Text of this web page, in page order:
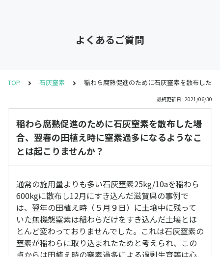
よくあるご質問
TOP 石灰窒素 稲わら腐熟促進のために石灰窒素を散布した
最終更新日 : 2021/06/30
稲わら腐熟促進のために石灰窒素を散布した場
合、翌春の田植え時に窒素過多になるようなこ
とは起こりませんか？
通常の施用量よりも多い石灰窒素25kg/10aを稲わら
600kgに散布し12月にすき込んだ滋賀県の事例で
は、翌年の田植え時（５月９日）に土壌中に残って
いた無機態窒素は稲わらだけをすき込んだ土壌とほ
とんど変わっておりませんでした。これは石灰窒素の
窒素が稲わらに取り込まれたためと考えられ、この
点からは田植え時の窒素過多による過剰生育等は心